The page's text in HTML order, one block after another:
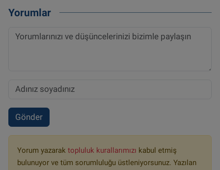
Yorumlar
Gönder
Yorum yazarak topluluk kurallarımızı kabul etmiş
bulunuyor ve tüm sorumluluğu üstleniyorsunuz. Yazılan